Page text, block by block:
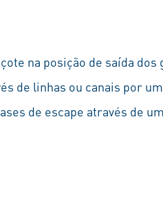
na posição de saída dos
de linhas ou canais por
de escape através de